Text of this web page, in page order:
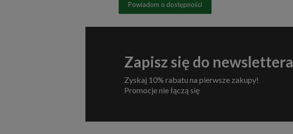
Powiadom o dostępności
Zapisz się do newslettera
Zyskaj 10% rabatu na pierwsze zakupy!
Promocje nie łączą się